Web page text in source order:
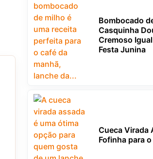
Bombocado
Casquinha
Cremoso
Festa Junina
Cueca Virada
Fofinha para